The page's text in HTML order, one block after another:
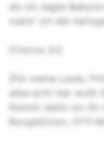
als ich sagte
meint' ich die
[Chorus 2x]
[Für meine Leute,
alles echt hier wollt
Kommt dahin wo
BoogieDown, 0711